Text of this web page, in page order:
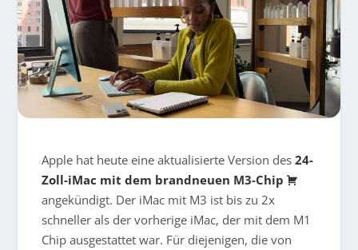
Apple hat heute eine aktualisierte Version des24-
Zoll-iMac mit dem brandneuen M3-Chip
angekündigt. Der iMac mit M3 ist bis zu 2x
schneller als der vorherige iMac, der mit dem M1
Chip ausgestattet war. Für diejenigen, die von